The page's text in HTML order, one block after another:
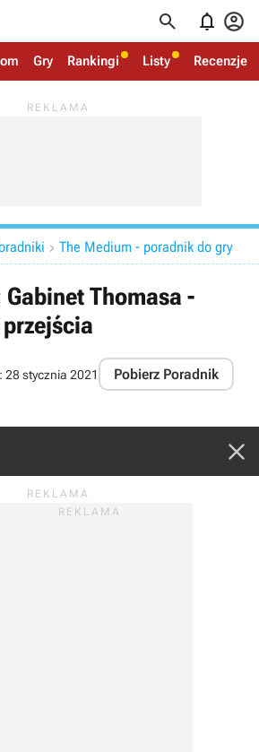
  
Gry Rankingi Listy Recenzje
 The Medium - poradnik do gry
Thomasa -
28 stycznia 2021 Pobierz Poradnik
